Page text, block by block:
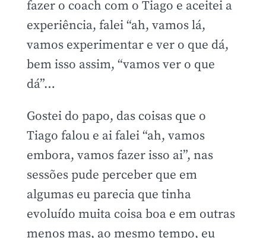
fazer o coach com o Tiago e aceitei a
experiência, falei “ah, vamos lá,
vamos experimentar e ver o que dá,
bem isso assim, “vamos ver o que
dá”…
Gostei do papo, das coisas que o
Tiago falou e ai falei “ah, vamos
embora, vamos fazer isso ai”, nas
sessões pude perceber que em
algumas eu parecia que tinha
evoluído muita coisa boa e em outras
menos mas, ao mesmo tempo, eu